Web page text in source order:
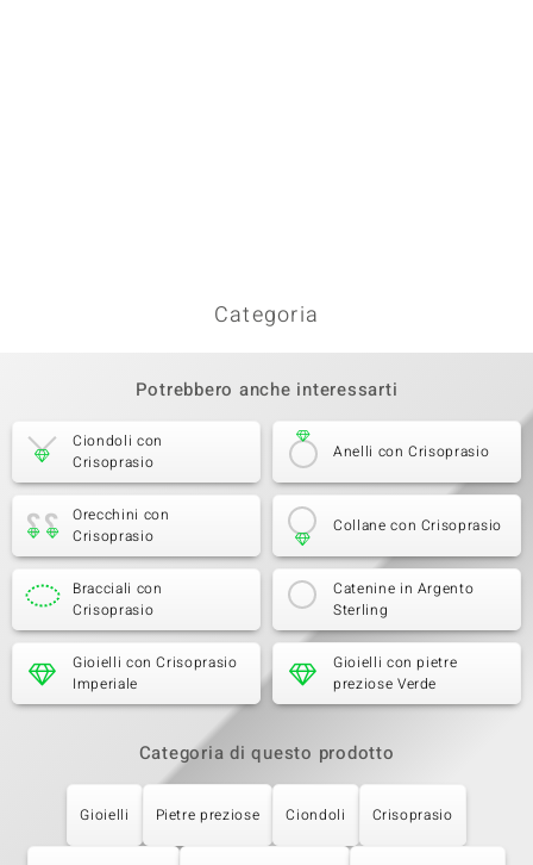
Categoria
Potrebbero anche interessarti
Ciondoli con
Crisoprasio
Anelli con Crisoprasio
Orecchini con
Crisoprasio
Collane con Crisoprasio
Bracciali con
Crisoprasio
Catenine in Argento
Sterling
Gioielli con Crisoprasio
Imperiale
Gioielli con pietre
preziose Verde
Categoria di questo prodotto
Gioielli Pietre preziose Ciondoli Crisoprasio